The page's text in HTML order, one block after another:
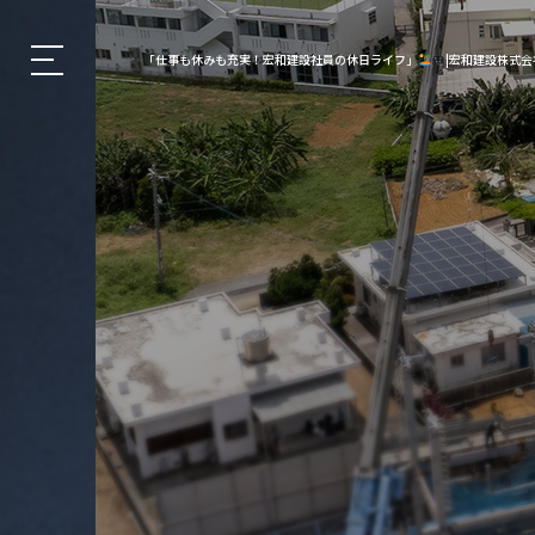
「仕事も休みも充実！宏和建設社員の休日ライフ」 |宏和建設株式会